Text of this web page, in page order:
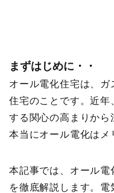
まずはじめに・・
オール電化住宅は、ガ
住宅のことです。近
する関心の高まりから
本当にオール電化はメ
本記事では、オール電
を徹底解説します。電